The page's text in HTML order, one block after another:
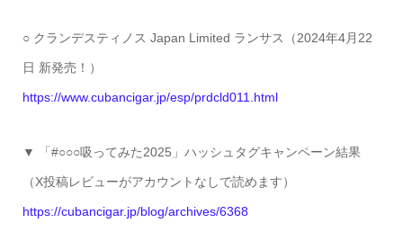
○ クランデスティノス Japan Limited ランサス（2024年4月22
日 新発売！）
https://www.cubancigar.jp/esp/prdcld011.html
▼ 「#○○○吸ってみた2025」ハッシュタグキャンペーン結果
（X投稿レビューがアカウントなしで読めます）
https://cubancigar.jp/blog/archives/6368